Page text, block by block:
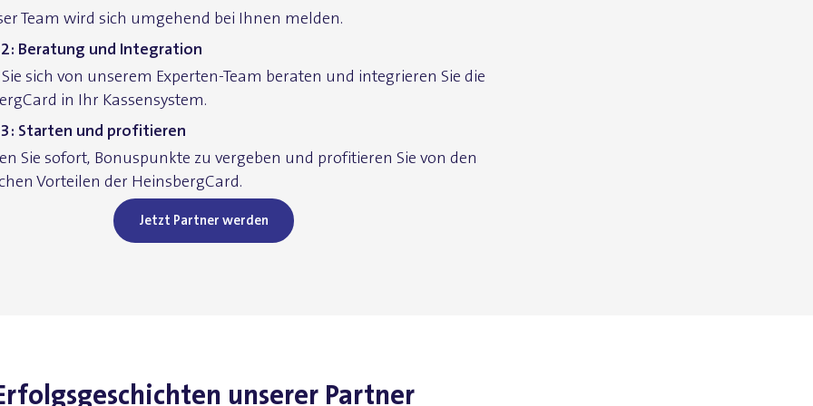
Team wird sich umgehend bei Ihnen melden.
Beratung und Integration
Sie sich von unserem Experten-Team beraten und integrieren Sie die
in Ihr Kassensystem.
Starten und profitieren
Sie sofort, Bonuspunkte zu vergeben und profitieren Sie von den
Vorteilen der HeinsbergCard.
Jetzt Partner werden
unserer Partner